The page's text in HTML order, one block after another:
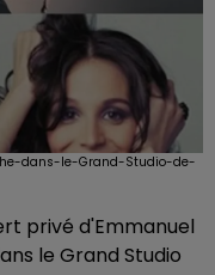
dans-le-Grand-Studio-de-
privé d'Emmanuel
le Grand Studio